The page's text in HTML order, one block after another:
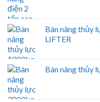
Bàn nâng thủy
LIFTER
Bàn nâng thủy